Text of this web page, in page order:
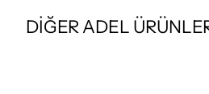
DİĞER ADEL